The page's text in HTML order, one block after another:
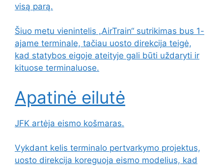
visą parą.
Šiuo metu vienintelis „AirTrain“ sutrikimas bus 1-
ajame terminale, tačiau uosto direkcija teigė,
kad statybos eigoje ateityje gali būti uždaryti ir
kituose terminaluose.
Apatinė eilutė
JFK artėja eismo košmaras.
Vykdant kelis terminalo pertvarkymo projektus,
uosto direkcija koreguoja eismo modelius, kad